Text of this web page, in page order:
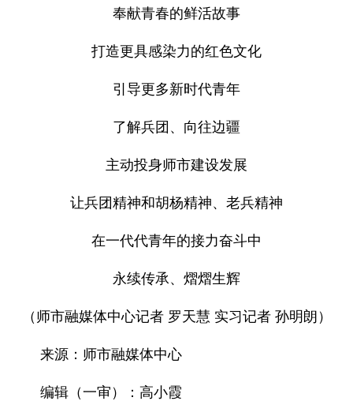
奉献青春的鲜活故事
打造更具感染力的红色文化
引导更多新时代青年
了解兵团、向往边疆
主动投身师市建设发展
让兵团精神和胡杨精神、老兵精神
在一代代青年的接力奋斗中
永续传承、熠熠生辉
（师市融媒体中心记者 罗天慧 实习记者 孙明朗）
来源：师市融媒体中心
编辑（一审）：高小霞